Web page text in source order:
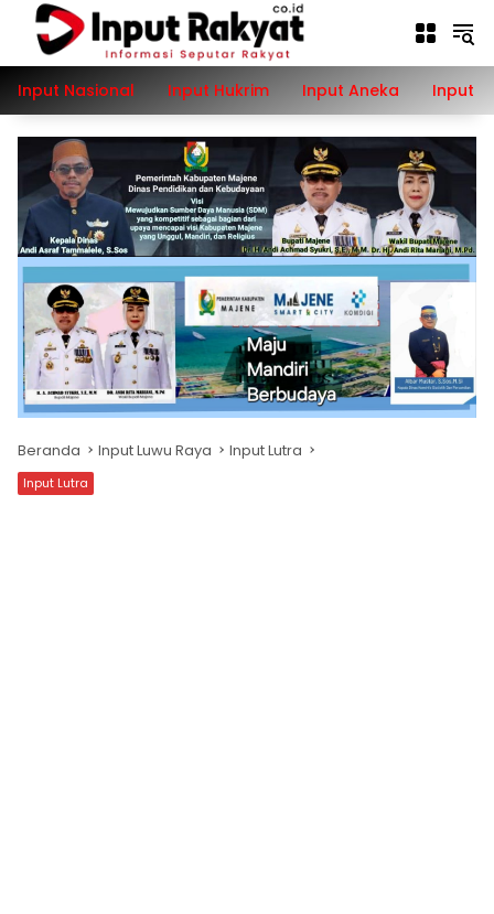
Langsung
konten
Input Nasional
Input Hukrim Input Aneka Input
Beranda Input Luwu Raya Input Lutra
Input Lutra